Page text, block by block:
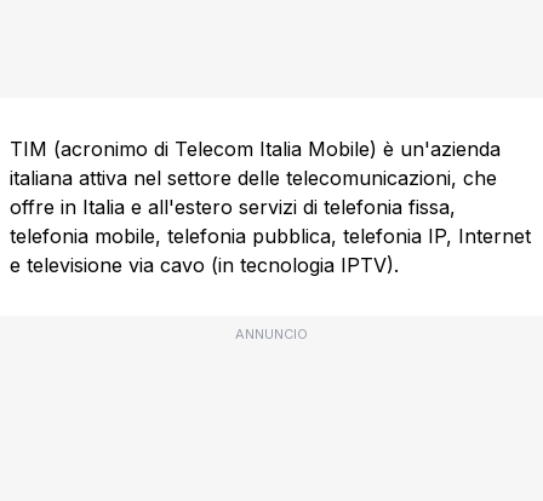
TIM (acronimo di Telecom Italia Mobile) è un'azienda
italiana attiva nel settore delle telecomunicazioni, che
offre in Italia e all'estero servizi di telefonia fissa,
telefonia mobile, telefonia pubblica, telefonia IP, Internet
e televisione via cavo (in tecnologia IPTV).
ANNUNCIO